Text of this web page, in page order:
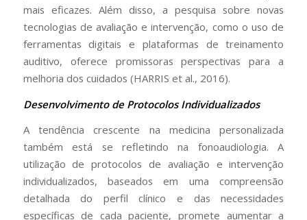
mais eficazes. Além disso, a pesquisa sobre novas
tecnologias de avaliação e intervenção, como o uso de
ferramentas digitais e plataformas de treinamento
auditivo, oferece promissoras perspectivas para a
melhoria dos cuidados (HARRIS et al., 2016).
Desenvolvimento de Protocolos Individualizados
A tendência crescente na medicina personalizada
também está se refletindo na fonoaudiologia. A
utilização de protocolos de avaliação e intervenção
individualizados, baseados em uma compreensão
detalhada do perfil clínico e das necessidades
específicas de cada paciente, promete aumentar a